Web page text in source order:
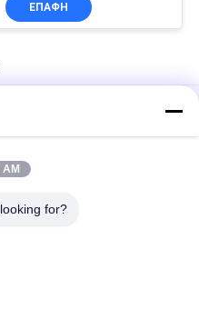
ΕΠΑΦΉ
Clamshell
κάδου αρπαγών διπλός-
for?